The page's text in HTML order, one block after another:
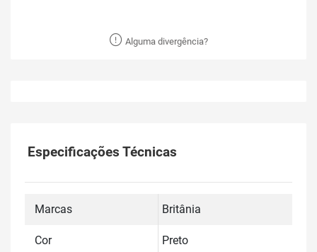
Alguma divergência?
Especificações Técnicas
Marcas Britânia
Cor Preto